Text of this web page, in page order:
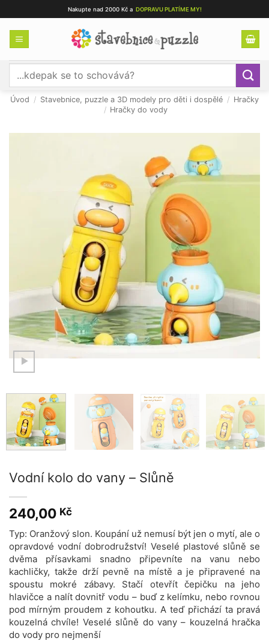
na
obsah
Nakupte nad 2000 Kč a DOPRAVU PLATÍME MY!
Úvod / Stavebnice, puzzle a 3D modely pro děti i dospělé / Hračky
/ Hračky do vody
Vodní kolo do vany – Slůně
240,00 Kč
Typ: Oranžový slon. Koupání už nemusí být jen o mytí, ale o
opravdové vodní dobrodružství! Veselé plastové slůně se
dvěma přísavkami snadno připevníte na vanu nebo
kachličky, takže drží pevně na místě a je připravené na
spoustu mokré zábavy. Stačí otevřít čepičku na jeho
hlavičce a nalít dovnitř vodu – buď z kelímku, nebo rovnou
pod mírným proudem z kohoutku. A teď přichází ta pravá
kouzelná chvíle! Veselé slůně do vany – kouzelná hračka
do vody pro nejmenší